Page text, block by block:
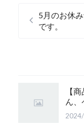
5月のお休
です。
【
ん
ジナ
加！